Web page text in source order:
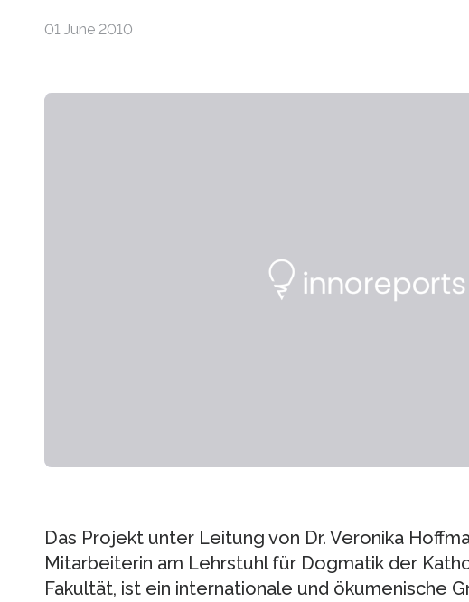
01 June 2010
Das Projekt unter Leitung von Dr. Veronika
Mitarbeiterin am Lehrstuhl für Dogmatik der
Fakultät, ist ein internationale und ökumenische